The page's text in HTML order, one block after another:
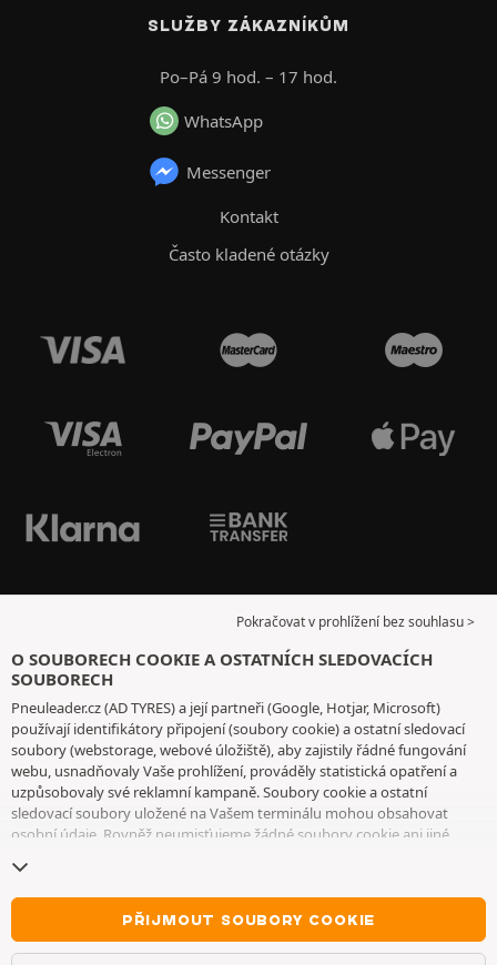
SLUŽBY ZÁKAZNÍKŮM
Po–Pá 9 hod. – 17 hod.
WhatsApp
Messenger
Kontakt
Často kladené otázky
Pokračovat v prohlížení bez souhlasu >
O SOUBORECH COOKIE A OSTATNÍCH SLEDOVACÍCH
SOUBORECH
Pneuleader.cz (AD TYRES) a její partneři (Google, Hotjar, Microsoft)
používají identifikátory připojení (soubory cookie) a ostatní sledovací
soubory (webstorage, webové úložiště), aby zajistily řádné fungování
webu, usnadňovaly Vaše prohlížení, prováděly statistická opatření a
uzpůsobovaly své reklamní kampaně. Soubory cookie a ostatní
sledovací soubory uložené na Vašem terminálu mohou obsahovat
osobní údaje. Rovněž neumisťujeme žádné soubory cookie ani jiné
vyjma těch, které jsou nezbytné pro fungování webu. Vaši volbu
uchováváme po dobu 6 měsíců. Svůj souhlas můžete kdykoliv odvolat
stránce souborů cookie a ostatních sledovacích souborů
rozhodnout, že budete pokračovat v prohlížení, aniž byste přijali
ukládání souborů cookie nebo jiných sledovacích souborů. Toto
PŘIJMOUT SOUBORY COOKIE